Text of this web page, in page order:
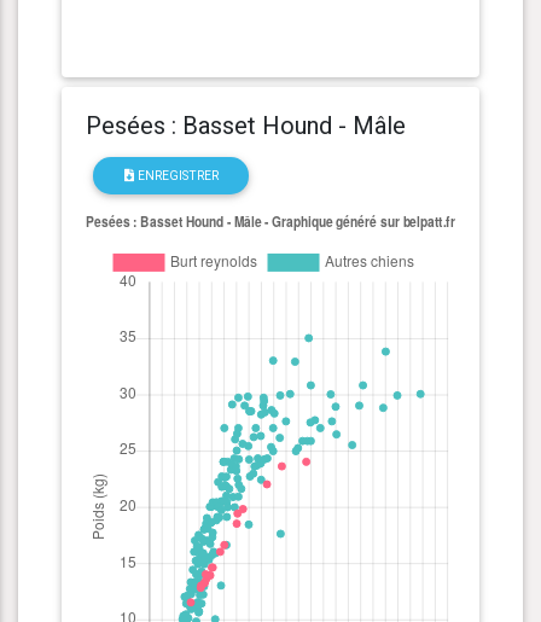
Pesées : Basset Hound - Mâle
ENREGISTRER